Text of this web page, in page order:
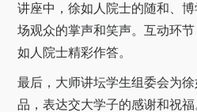
讲座中，徐如人院士的随和、
场观众的掌声和笑声。互动环
如人院士精彩作答。
最后，大师讲坛学生组委会为
品，表达交大学子的感谢和祝